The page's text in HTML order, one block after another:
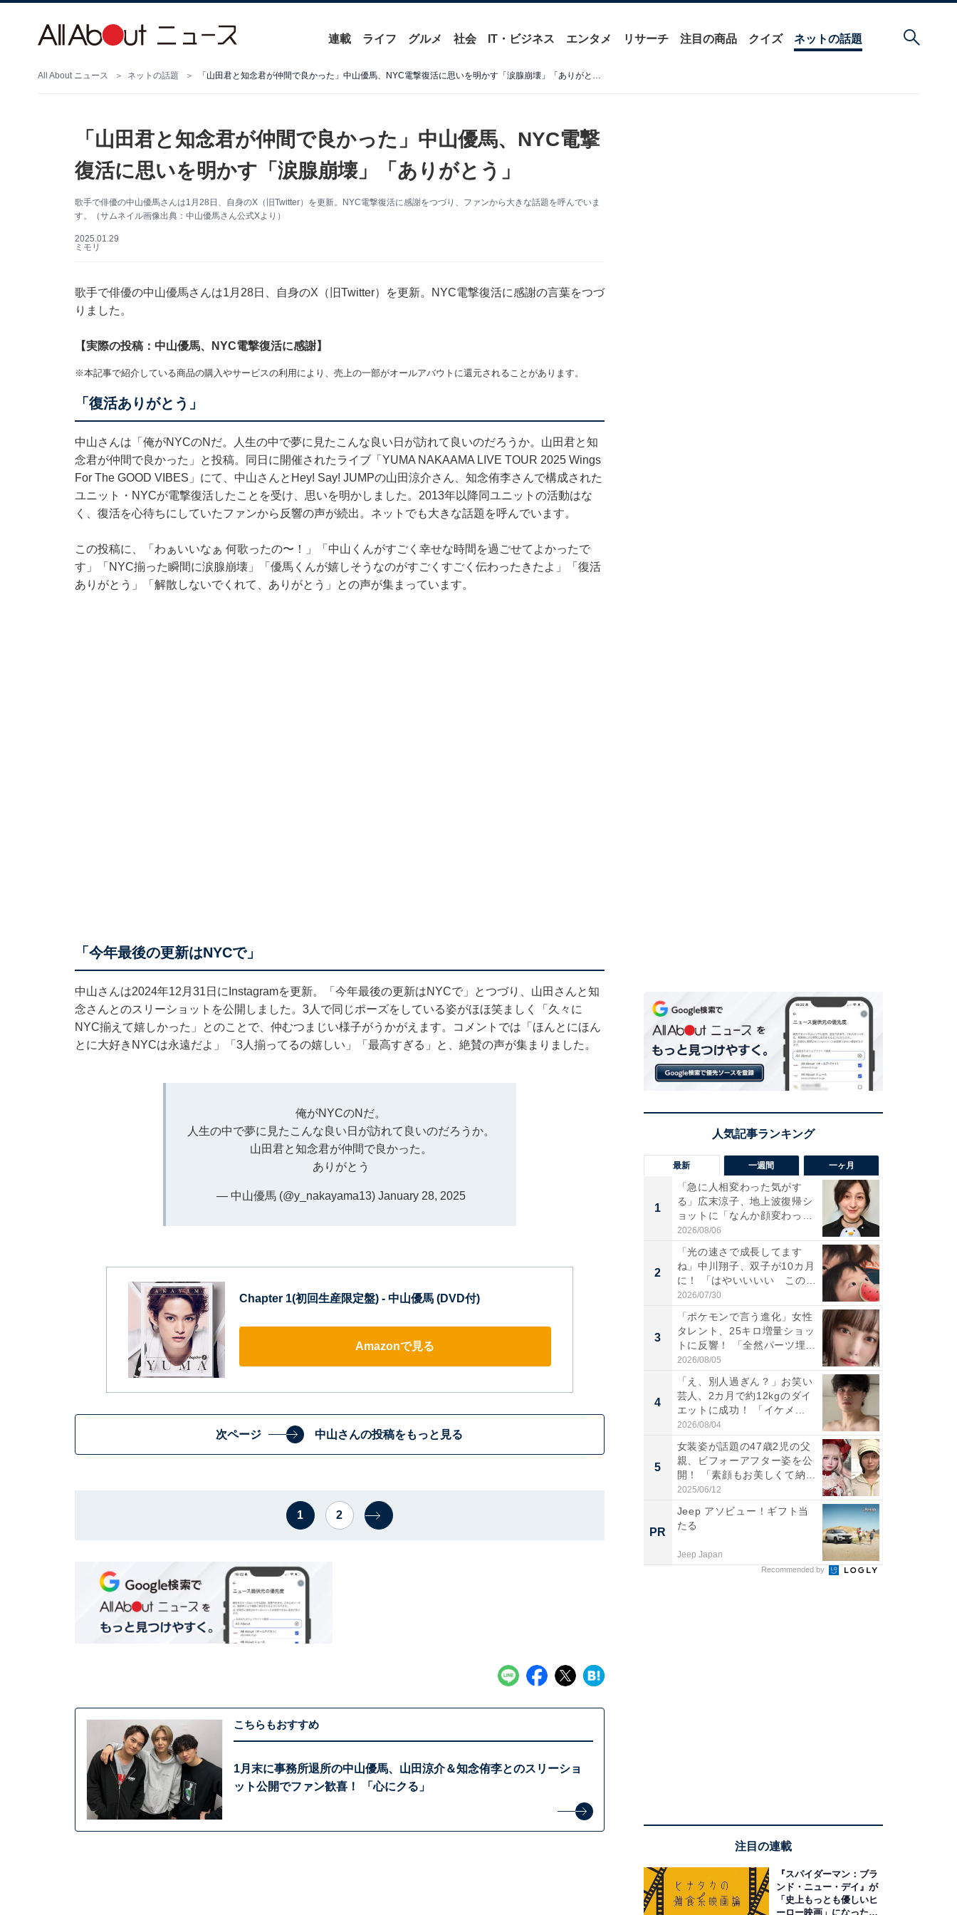
連載 ライフ グルメ 社会 IT・ビジネス エンタメ リサーチ 注目の商品 クイズ ネットの話題
All About ニュース ネットの話題 「山田君と知念君が仲間で良かった」中山優馬、NYC電撃復活に思いを明かす「涙腺崩壊」「ありがとう」
「山田君と知念君が仲間で良かった」中山優馬、NYC電撃
復活に思いを明かす「涙腺崩壊」「ありがとう」
歌手で俳優の中山優馬さんは1月28日、自身のX（旧Twitter）を更新。NYC電撃復活に感謝をつづり、ファンから大きな話題を呼んでいま
す。（サムネイル画像出典：中山優馬さん公式Xより）
2025.01.29
ミモリ
歌手で俳優の中山優馬さんは1月28日、自身のX（旧Twitter）を更新。NYC電撃復活に感謝の言葉をつづ
りました。
【実際の投稿：中山優馬、NYC電撃復活に感謝】
※本記事で紹介している商品の購入やサービスの利用により、売上の一部がオールアバウトに還元されることがあります。
「復活ありがとう」
中山さんは「俺がNYCのNだ。人生の中で夢に見たこんな良い日が訪れて良いのだろうか。山田君と知
念君が仲間で良かった」と投稿。同日に開催されたライブ「YUMA NAKAAMA LIVE TOUR 2025 Wings
For The GOOD VIBES」にて、中山さんとHey! Say! JUMPの山田涼介さん、知念侑李さんで構成された
ユニット・NYCが電撃復活したことを受け、思いを明かしました。2013年以降同ユニットの活動はな
く、復活を心待ちにしていたファンから反響の声が続出。ネットでも大きな話題を呼んでいます。
この投稿に、「わぁいいなぁ 何歌ったの〜！」「中山くんがすごく幸せな時間を過ごせてよかったで
す」「NYC揃った瞬間に涙腺崩壊」「優馬くんが嬉しそうなのがすごくすごく伝わったきたよ」「復活
ありがとう」「解散しないでくれて、ありがとう」との声が集まっています。
「今年最後の更新はNYCで」
中山さんは2024年12月31日にInstagramを更新。「今年最後の更新はNYCで」とつづり、山田さんと知
念さんとのスリーショットを公開しました。3人で同じポーズをしている姿がほほ笑ましく「久々に
NYC揃えて嬉しかった」とのことで、仲むつまじい様子がうかがえます。コメントでは「ほんとにほん
とに大好きNYCは永遠だよ」「3人揃ってるの嬉しい」「最高すぎる」と、絶賛の声が集まりました。
俺がNYCのNだ。
人生の中で夢に見たこんな良い日が訪れて良いのだろうか。
山田君と知念君が仲間で良かった。
ありがとう
— 中山優馬 (@y_nakayama13) January 28, 2025
Chapter 1(初回生産限定盤) - 中山優馬 (DVD付)
Amazonで見る
次ページ 中山さんの投稿をもっと見る
1 2
こちらもおすすめ
1月末に事務所退所の中山優馬、山田涼介＆知念侑李とのスリーショ
ット公開でファン歓喜！ 「心にクる」
最新 一週間 一ヶ月
1
「急に人相変わった気がす
る」広末涼子、地上波復帰シ
ョットに「なんか顔変わっ
た」の...
2026/08/06
2
「光の速さで成長してます
ね」中川翔子、双子が10カ月
に！ 「はやいいいい この
前...
2026/07/30
3
「ポケモンで言う進化」女性
タレント、25キロ増量ショッ
トに反響！ 「全然パーツ埋...
2026/08/05
4
「え、別人過ぎん？」お笑い
芸人、2カ月で約12kgのダイ
エットに成功！ 「イケメ...
2026/08/04
5
女装姿が話題の47歳2児の父
親、ビフォーアフター姿を公
開！ 「素顔もお美しくて納...
2025/06/12
PR
Jeep アソビュー！ギフト当
たる
Jeep Japan
Recommended by
注目の連載
『スパイダーマン：ブラ
ンド・ニュー・デイ』が
「史上もっとも優しいヒ
ーロー映画」になった理